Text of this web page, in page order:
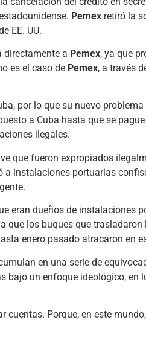
Pemex retiró la
EE. UU.
directamente a Pemex, ya que
es el caso de Pemex, a través
por lo que su nuevo
a Cuba hasta que se
ilegales.
que fueron expropiados
a instalaciones portuarias
eran dueños de instalaciones
que los buques que trasladaron
enero pasado atracaron en
en una serie de
bajo un enfoque ideológico, en
cuentas. Porque, en este